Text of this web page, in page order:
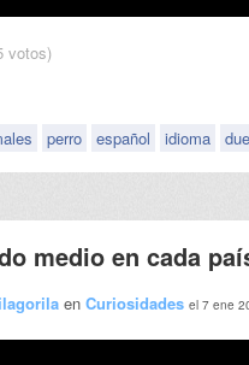
votos)
perro español idioma
medio en cada
en Curiosidades el 7 ene